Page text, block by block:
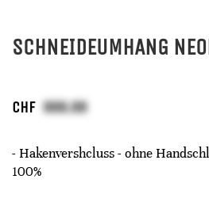
SCHNEIDEUMHANG
CHF
- Hakenvershcluss - ohne
100%